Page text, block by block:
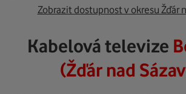
Zobrazit dostupnost v okresu Žďár
Kabelová televize
(Žďár nad